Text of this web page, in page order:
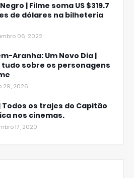
| Filme soma US $319.7
de dólares na bilheteria
06, 2022
Aranha: Um Novo Dia |
tudo sobre os personagens
29, 2026
Todos os trajes do Capitão
nos cinemas.
17, 2020